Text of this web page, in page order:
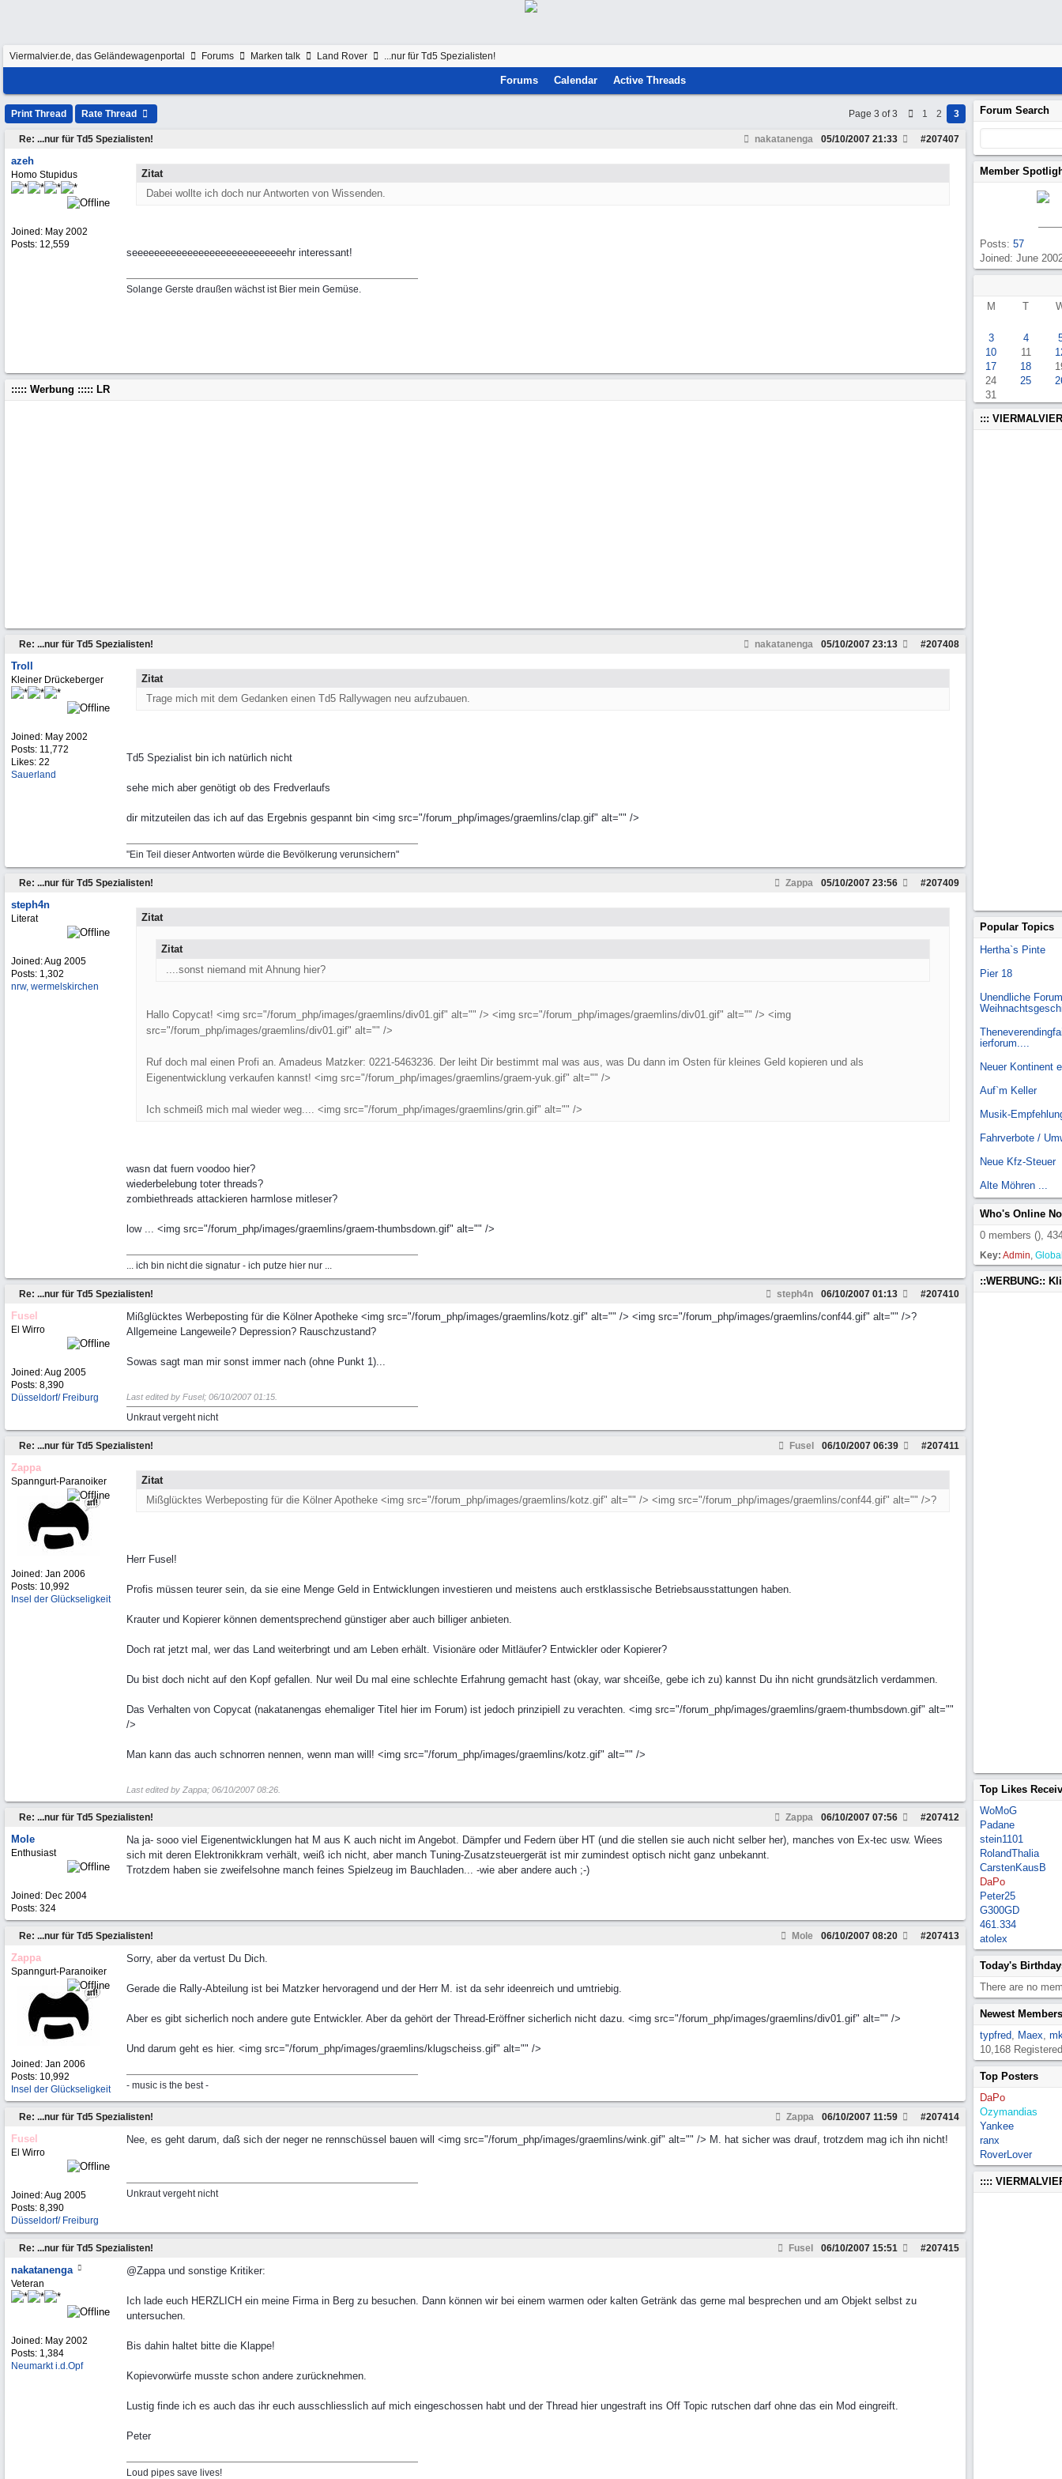
Viermalvier.de, das Geländewagenportal Forums Marken talk Land Rover ...nur für Td5 Spezialisten!
Forums Calendar Active Threads
Print Thread Rate Thread Page 3 of 3 1 2 3
Re: ...nur für Td5 Spezialisten! nakatanenga #207407
05/10/2007 21:33
azeh
Homo Stupidus
Joined: May 2002
Posts: 12,559
Zitat
Dabei wollte ich doch nur Antworten von Wissenden.
seeeeeeeeeeeeeeeeeeeeeeeeeeeehr interessant!
Solange Gerste draußen wächst ist Bier mein Gemüse.
::::: Werbung ::::: LR
Re: ...nur für Td5 Spezialisten! nakatanenga #207408
05/10/2007 23:13
Troll
Kleiner Drückeberger
Joined: May 2002
Posts: 11,772
Likes: 22
Sauerland
Zitat
Trage mich mit dem Gedanken einen Td5 Rallywagen neu aufzubauen.
Td5 Spezialist bin ich natürlich nicht
sehe mich aber genötigt ob des Fredverlaufs
dir mitzuteilen das ich auf das Ergebnis gespannt bin <img src="/forum_php/images/graemlins/clap.gif" alt="" />
"Ein Teil dieser Antworten würde die Bevölkerung verunsichern"
Re: ...nur für Td5 Spezialisten! Zappa #207409
05/10/2007 23:56
steph4n
Literat
Joined:Aug 2005
Posts: 1,302
nrw, wermelskirchen
Zitat
Zitat
....sonst niemand mit Ahnung hier?
Hallo Copycat! <img src="/forum_php/images/graemlins/div01.gif" alt="" /> <img src="/forum_php/images/graemlins/div01.gif" alt="" /> <img
src="/forum_php/images/graemlins/div01.gif" alt="" />
Ruf doch mal einen Profi an. Amadeus Matzker: 0221-5463236. Der leiht Dir bestimmt mal was aus, was Du dann im Osten für kleines Geld kopieren und als
Eigenentwicklung verkaufen kannst! <img src="/forum_php/images/graemlins/graem-yuk.gif" alt="" />
Ich schmeiß mich mal wieder weg.... <img src="/forum_php/images/graemlins/grin.gif" alt="" />
wasn dat fuern voodoo hier?
wiederbelebung toter threads?
zombiethreads attackieren harmlose mitleser?
low ... <img src="/forum_php/images/graemlins/graem-thumbsdown.gif" alt="" />
... ich bin nicht die signatur - ich putze hier nur ...
Re: ...nur für Td5 Spezialisten! steph4n #207410
06/10/2007 01:13
Fusel
El Wirro
Joined:Aug 2005
Posts: 8,390
Düsseldorf/ Freiburg
Mißglücktes Werbeposting für die Kölner Apotheke <img src="/forum_php/images/graemlins/kotz.gif" alt="" /> <img src="/forum_php/images/graemlins/conf44.gif" alt="" />?
Allgemeine Langeweile? Depression? Rauschzustand?
Sowas sagt man mir sonst immer nach (ohne Punkt 1)...
Last edited by Fusel; 06/10/2007 01:15
Unkraut vergeht nicht
Re: ...nur für Td5 Spezialisten! Fusel #207411
06/10/2007 06:39
Zappa
Spanngurt-Paranoiker
Joined: Jan 2006
Posts: 10,992
Insel der Glückseligkeit
Zitat
Mißglücktes Werbeposting für die Kölner Apotheke <img src="/forum_php/images/graemlins/kotz.gif" alt="" /> <img src="/forum_php/images/graemlins/conf44.gif" alt="" />?
Herr Fusel!
Profis müssen teurer sein, da sie eine Menge Geld in Entwicklungen investieren und meistens auch erstklassische Betriebsausstattungen haben.
Krauter und Kopierer können dementsprechend günstiger aber auch billiger anbieten.
Doch rat jetzt mal, wer das Land weiterbringt und am Leben erhält. Visionäre oder Mitläufer? Entwickler oder Kopierer?
Du bist doch nicht auf den Kopf gefallen. Nur weil Du mal eine schlechte Erfahrung gemacht hast (okay, war shceiße, gebe ich zu) kannst Du ihn nicht grundsätzlich verdammen.
Das Verhalten von Copycat (nakatanengas ehemaliger Titel hier im Forum) ist jedoch prinzipiell zu verachten. <img src="/forum_php/images/graemlins/graem-thumbsdown.gif" alt=""
/>
Man kann das auch schnorren nennen, wenn man will! <img src="/forum_php/images/graemlins/kotz.gif" alt="" />
Last edited by Zappa; 06/10/2007 08:26
Re: ...nur für Td5 Spezialisten! Zappa #207412
06/10/2007 07:56
Mole
Enthusiast
Joined: Dec 2004
Posts: 324
Na ja- sooo viel Eigenentwicklungen hat M aus K auch nicht im Angebot. Dämpfer und Federn über HT (und die stellen sie auch nicht selber her), manches von Ex-tec usw. Wiees
sich mit deren Elektronikkram verhält, weiß ich nicht, aber manch Tuning-Zusatzsteuergerät ist mir zumindest optisch nicht ganz unbekannt.
Trotzdem haben sie zweifelsohne manch feines Spielzeug im Bauchladen... -wie aber andere auch ;-)
Re: ...nur für Td5 Spezialisten! Mole #207413
06/10/2007 08:20
Zappa
Spanngurt-Paranoiker
Joined: Jan 2006
Posts: 10,992
Insel der Glückseligkeit
Sorry, aber da vertust Du Dich.
Gerade die Rally-Abteilung ist bei Matzker hervoragend und der Herr M. ist da sehr ideenreich und umtriebig.
Aber es gibt sicherlich noch andere gute Entwickler. Aber da gehört der Thread-Eröffner sicherlich nicht dazu. <img src="/forum_php/images/graemlins/div01.gif" alt="" />
Und darum geht es hier. <img src="/forum_php/images/graemlins/klugscheiss.gif" alt="" />
- music is the best -
Re: ...nur für Td5 Spezialisten! Zappa #207414
06/10/2007 11:59
Fusel
El Wirro
Joined:Aug 2005
Posts: 8,390
Düsseldorf/ Freiburg
Nee, es geht darum, daß sich der neger ne rennschüssel bauen will <img src="/forum_php/images/graemlins/wink.gif" alt="" /> M. hat sicher was drauf, trotzdem mag ich ihn nicht!
Unkraut vergeht nicht
Re: ...nur für Td5 Spezialisten! Fusel #207415
06/10/2007 15:51
nakatanenga
Veteran
Joined: May 2002
Posts: 1,384
Neumarkt i.d.Opf
@Zappa und sonstige Kritiker:
Ich lade euch HERZLICH ein meine Firma in Berg zu besuchen. Dann können wir bei einem warmen oder kalten Getränk das gerne mal besprechen und am Objekt selbst zu
untersuchen.
Bis dahin haltet bitte die Klappe!
Kopievorwürfe musste schon andere zurücknehmen.
Lustig finde ich es auch das ihr euch ausschliesslich auf mich eingeschossen habt und der Thread hier ungestraft ins Off Topic rutschen darf ohne das ein Mod eingreift.
Peter
Loud pipes save lives!
Forum Search
Member
Posts: 57
Joined: June
M T
3 4
10
11
17
18
24
25
31
:::
Popular Topics
Hertha`s Pinte
Pier 18
Unendliche
ierforum....
Neuer Kontinent
Auf`m Keller
Musik-
Fahrverbote /
Neue Kfz-Steuer
Alte Möhren ...
Who's Online
0 members (),
Key: Admin,
::WERBUNG::
Top Likes
WoMoG
Padane
stein1101
RolandThalia
CarstenKausB
DaPo
Peter25
G300GD
461.334
atolex
Today's
There are no
Newest Members
typfred, Maex,
10,168
Top Posters
DaPo
Ozymandias
Yankee
ranx
RoverLover
::::